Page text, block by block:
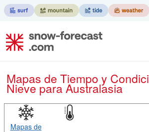
Mapas de Tiempo y Condiciones de
Nievepara Australasia
Mapas de